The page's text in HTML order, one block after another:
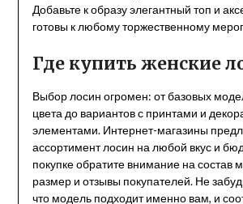
Добавьте к образу элегантный топ и
готовы к любому торжественному
Где купить женские
Выбор лосин огромен: от базовых
цвета до вариантов с принтами и
элементами. Интернет-магазины
ассортимент лосин на любой вкус и
покупке обратите внимание на состав
размер и отзывы покупателей. Не
что модель подходит именно вам, и